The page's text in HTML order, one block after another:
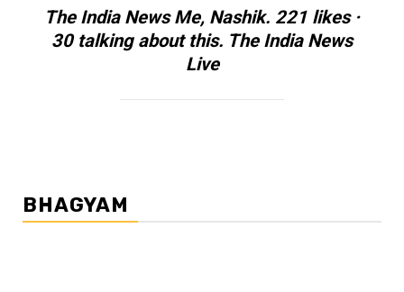
The India News Me, Nashik. 221 likes ·
30 talking about this. The India News
Live
BHAGYAM